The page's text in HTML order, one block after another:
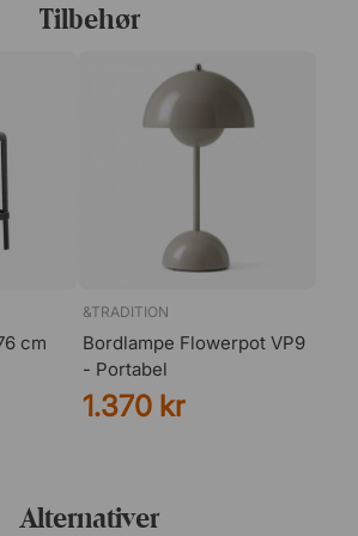
der både er praktisk og visuelt
Tilbehør
cm
&TRADITION
Bordlampe Flowerpot VP9
- Portabel
1.370 kr
Alternativer